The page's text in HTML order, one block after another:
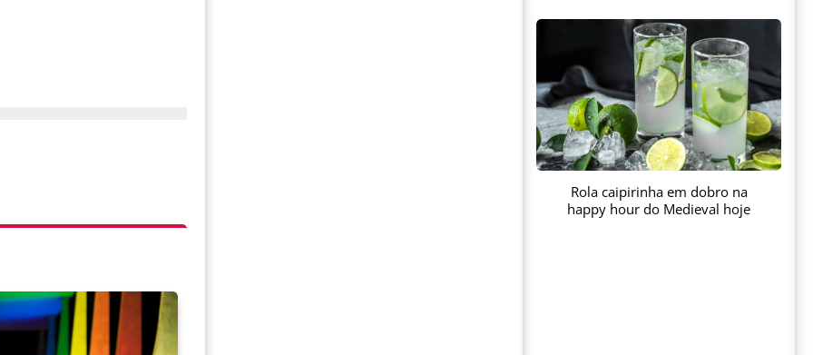
Rola caipirinha em dobro na
happy hour do Medieval hoje